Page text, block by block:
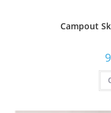
Campout